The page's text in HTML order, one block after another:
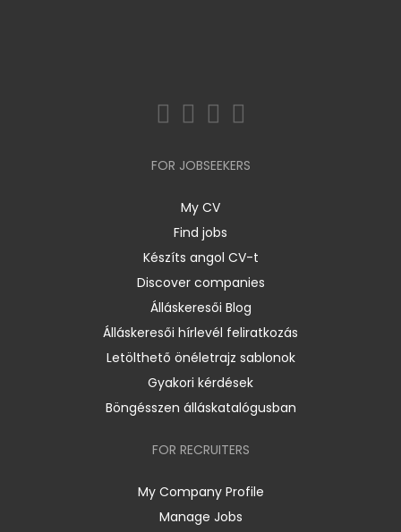
FOR JOBSEEKERS
My CV
Find jobs
Készíts angol CV-t
Discover companies
Álláskeresői Blog
Álláskeresői hírlevél feliratkozás
Letölthető önéletrajz sablonok
Gyakori kérdések
Böngésszen álláskatalógusban
FOR RECRUITERS
My Company Profile
Manage Jobs